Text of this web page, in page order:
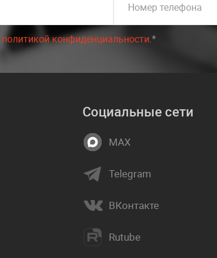
Номер телефона
политикой конфиденциальности.*
Социальные сети
MAX
Telegram
ВКонтакте
Rutube